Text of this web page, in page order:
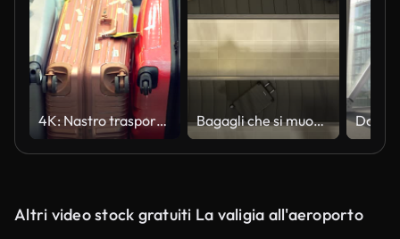
4K: Nastro trasportatore nella sala arrivi dell'aeroporto. Bagagli che si muovono sulla vista aerea del nastro trasportatore dell'aeroporto loopable. animazione 3d realistica. Valigie di diversi colori.
Altri video stock gratuiti La valigia all'aeroporto